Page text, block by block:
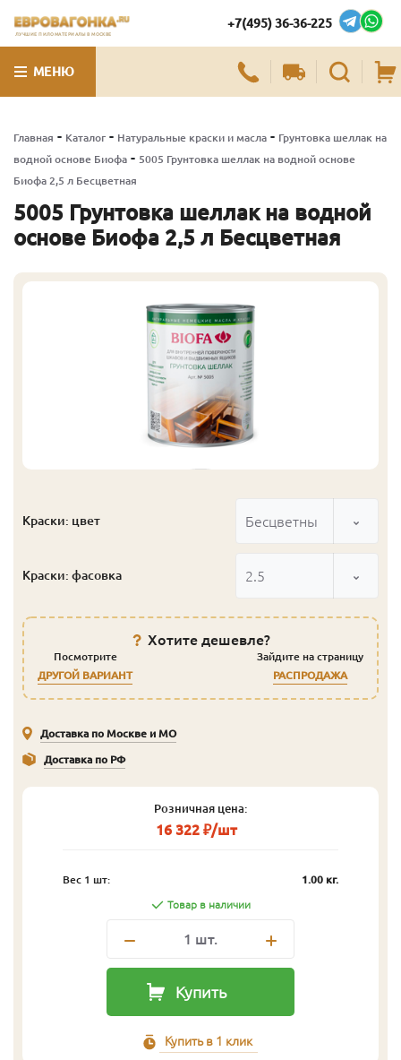
ЛУЧШИЕ ПИЛОМАТЕРИАЛЫ В МОСКВЕ
+7(495) 36-36-225
МЕНЮ
Главная - Каталог - Натуральные краски и масла - Грунтовка шеллак на
водной основе Биофа - 5005 Грунтовка шеллак на водной основе
Биофа 2,5 л Бесцветная
5005 Грунтовка шеллак на водной
основе Биофа 2,5 л Бесцветная
Краски: цвет Бесцветный
Краски: фасовка 2.5
Хотите дешевле?
Посмотрите
ДРУГОЙ ВАРИАНТ
Зайдите на страницу
РАСПРОДАЖА
Доставка по Москве и МО
Доставка по РФ
Розничная цена:
16 322 ₽/шт
Вес 1 шт: 1.00 кг.
Товар в наличии
1 шт.
Купить
Купить в 1 клик